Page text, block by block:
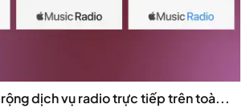
dịch vụ radio trực tiếp trên toà...